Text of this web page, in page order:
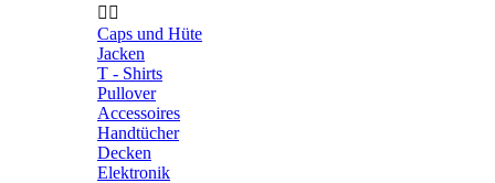
 
Caps und Hüte
Jacken
T - Shirts
Pullover
Accessoires
Handtücher
Decken
Elektronik